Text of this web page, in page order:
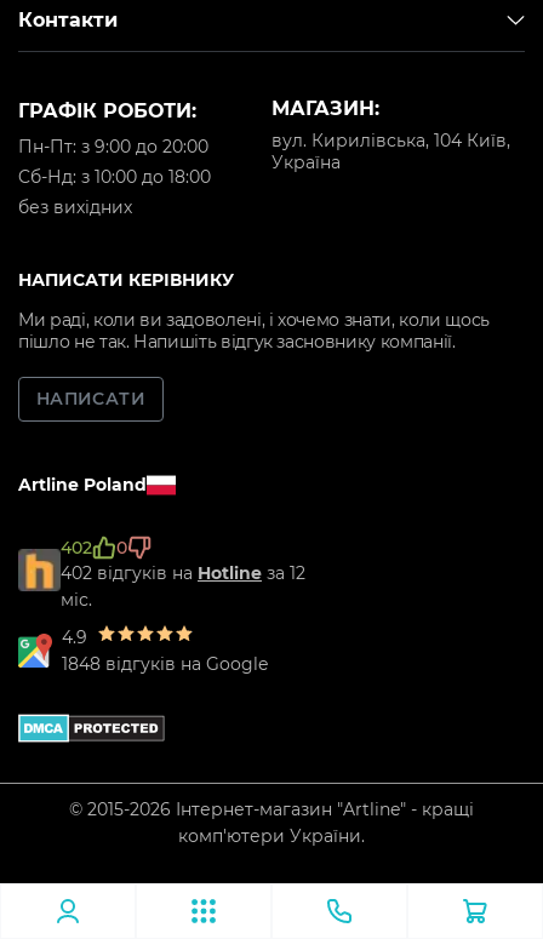
Контакти
МАГАЗИН:
вул. Кирилівська, 104 Київ,
Україна
ГРАФІК РОБОТИ:
Пн-Пт: з 9:00 до 20:00
Cб-Нд: з 10:00 до 18:00
без вихідних
НАПИСАТИ КЕРІВНИКУ
Ми раді, коли ви задоволені, і хочемо знати, коли щось
пішло не так. Напишіть відгук засновнику компанії.
НАПИСАТИ
Artline Poland
402
0
402 відгуків на Hotline за 12
міс.
4.9
1848 відгуків на Google
© 2015-2026 Інтернет-магазин "Artline" - кращі
комп'ютери України.